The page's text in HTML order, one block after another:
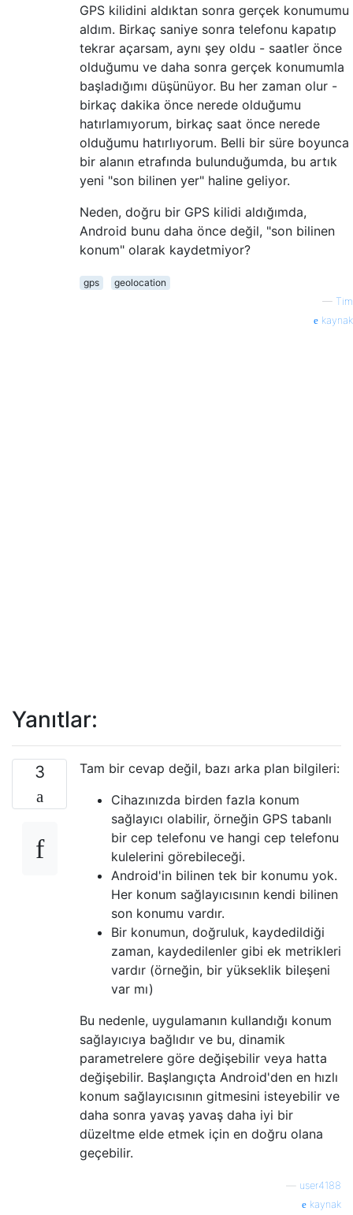
GPS kilidini aldıktan sonra gerçek konumumu
aldım. Birkaç saniye sonra telefonu kapatıp
tekrar açarsam, aynı şey oldu - saatler önce
olduğumu ve daha sonra gerçek konumumla
başladığımı düşünüyor. Bu her zaman olur -
birkaç dakika önce nerede olduğumu
hatırlamıyorum, birkaç saat önce nerede
olduğumu hatırlıyorum. Belli bir süre boyunca
bir alanın etrafında bulunduğumda, bu artık
yeni "son bilinen yer" haline geliyor.
Neden, doğru bir GPS kilidi aldığımda,
Android bunu daha önce değil, "son bilinen
konum" olarak kaydetmiyor?
gps
geolocation
— Tim
kaynak
Yanıtlar:
3
Tam bir cevap değil, bazı arka plan bilgileri:
Cihazınızda birden fazla konum
sağlayıcı olabilir, örneğin GPS tabanlı
bir cep telefonu ve hangi cep telefonu
kulelerini görebileceği.
Android'in bilinen tek bir konumu yok.
Her konum sağlayıcısının kendi bilinen
son konumu vardır.
Bir konumun, doğruluk, kaydedildiği
zaman, kaydedilenler gibi ek metrikleri
vardır (örneğin, bir yükseklik bileşeni
var mı)
Bu nedenle, uygulamanın kullandığı konum
sağlayıcıya bağlıdır ve bu, dinamik
parametrelere göre değişebilir veya hatta
değişebilir. Başlangıçta Android'den en hızlı
konum sağlayıcısının gitmesini isteyebilir ve
daha sonra yavaş yavaş daha iyi bir
düzeltme elde etmek için en doğru olana
geçebilir.
user4188
kaynak